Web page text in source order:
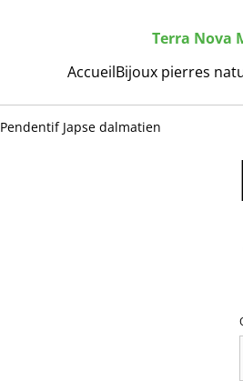
Terra Nova
AccueilBijoux pierres
Pendentif Japse dalmatien